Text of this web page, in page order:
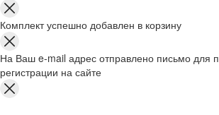
Комплект успешно добавлен в корзину
На Ваш e-mail адрес отправлено письмо для
регистрации на сайте